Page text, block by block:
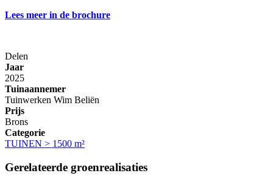
Lees meer in de brochure
Delen
Jaar
2025
Tuinaannemer
Tuinwerken Wim Beliën
Prijs
Brons
Categorie
TUINEN > 1500 m²
Gerelateerde groenrealisaties